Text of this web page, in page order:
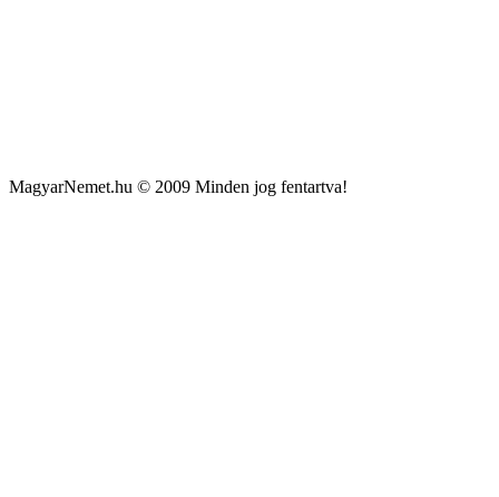
MagyarNemet.hu © 2009 Minden jog fentartva!